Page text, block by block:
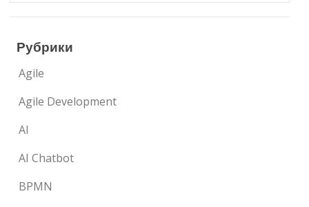
Рубрики
Agile
Agile Development
AI
AI Chatbot
BPMN